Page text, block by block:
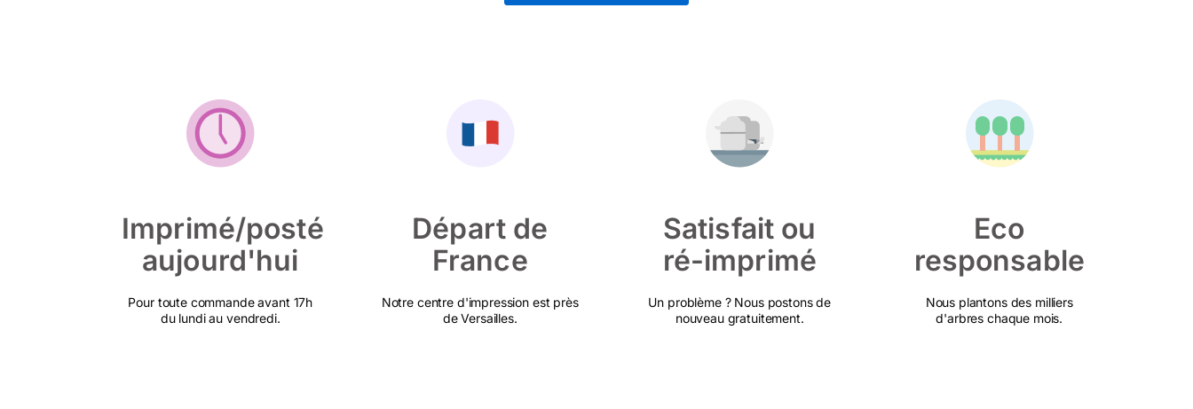
Imprimé/posté
aujourd'hui
Pour toute commande avant 17h
du lundi au vendredi.
Départ de
France
Notre centre d'impression est près
de Versailles.
Satisfait ou
ré-imprimé
Un problème ? Nous postons de
nouveau gratuitement.
Eco
responsable
Nous plantons des milliers
d'arbres chaque mois.